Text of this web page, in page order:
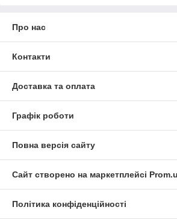
Про нас
Контакти
Доставка та оплата
Графік роботи
Повна версія сайту
Сайт створено на маркетплейсі
Політика конфіденційності